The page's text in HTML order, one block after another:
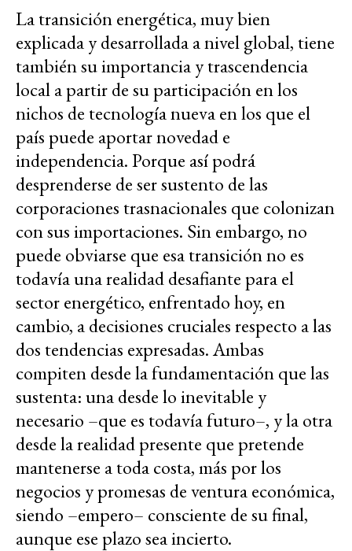
La transición energética, muy bien
explicada y desarrollada a nivel global, tiene
también su importancia y trascendencia
local a partir de su participación en los
nichos de tecnología nueva en los que el
país puede aportar novedad e
independencia. Porque así podrá
desprenderse de ser sustento de las
corporaciones trasnacionales que colonizan
con sus importaciones. Sin embargo, no
puede obviarse que esa transición no es
todavía una realidad desafiante para el
sector energético, enfrentado hoy, en
cambio, a decisiones cruciales respecto a las
dos tendencias expresadas. Ambas
compiten desde la fundamentación que las
sustenta: una desde lo inevitable y
necesario –que es todavía futuro–, y la otra
desde la realidad presente que pretende
mantenerse a toda costa, más por los
negocios y promesas de ventura económica,
siendo –empero– consciente de su final,
aunque ese plazo sea incierto.